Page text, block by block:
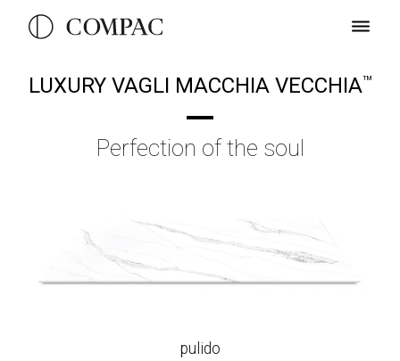
LUXURY VAGLI MACCHIA VECCHIATM
Perfection of the soul
pulido